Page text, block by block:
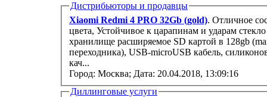
Дистрибьюторы и продавцы
Xiaomi Redmi 4 PRO 32Gb (gold). Отличное
цвета, Устойчивое к царапинам и ударам
хранилище расширяемое SD картой в 128gb
переходника), USB-microUSB кабель,
кач...
Город: Москва; Дата: 20.04.2018, 13:09:16
Диллинговые услуги